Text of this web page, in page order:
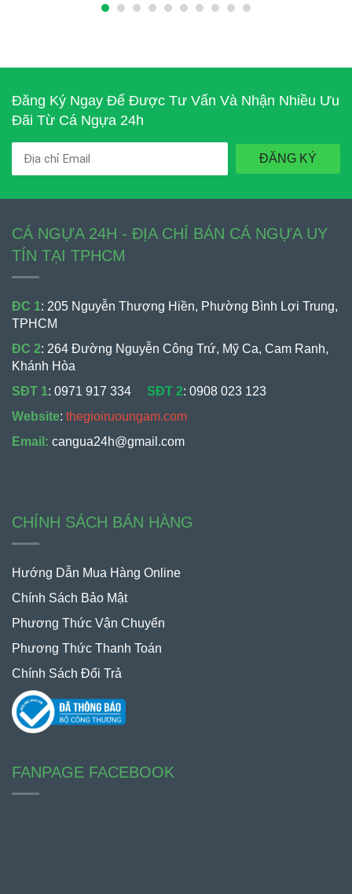
Đăng Ký Ngay Để Được Tư Vấn Và Nhận Nhiều Ưu
Đãi Từ Cá Ngựa 24h
ĐĂNG KÝ
CÁ NGỰA 24H - ĐỊA CHỈ BÁN CÁ NGỰA UY
TÍN TẠI TPHCM
ĐC 1: 205 Nguyễn Thượng Hiền, Phường Bình Lợi Trung,
TPHCM
ĐC 2: 264 Đường Nguyễn Công Trứ, Mỹ Ca, Cam Ranh,
Khánh Hòa
SĐT 1: 0971 917 334 SĐT 2: 0908 023 123
Website: thegioiruoungam.com
Email: cangua24h@gmail.com
CHÍNH SÁCH BÁN HÀNG
Hướng Dẫn Mua Hàng Online
Chính Sách Bảo Mật
Phương Thức Vận Chuyển
Phương Thức Thanh Toán
Chính Sách Đổi Trả
FANPAGE FACEBOOK